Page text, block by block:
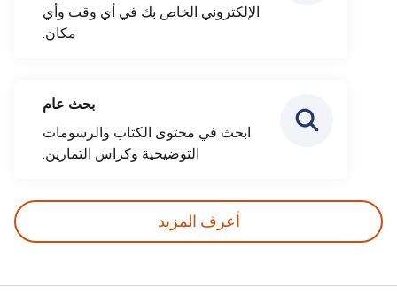
الإلكتروني الخاص بك في أي وقت وأي
مكان.
بحث عام
ابحث في محتوى الكتاب والرسومات
التوضيحية وكراس التمارين.
أعرف المزيد